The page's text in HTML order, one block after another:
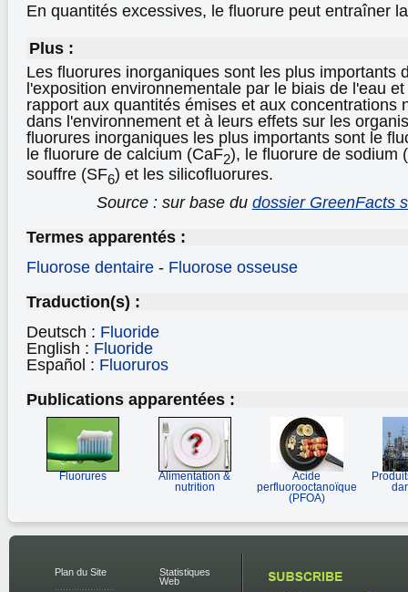
En quantités excessives, le fluorure peut entraîner
Plus :
Les fluorures inorganiques sont les plus importants
l'exposition environnementale par le biais de l'eau
rapport aux quantités émises et aux concentrations
dans l'environnement et à leurs effets sur les
fluorures inorganiques les plus importants sont le
le fluorure de calcium (CaF2), le fluorure de sodium
souffre (SF6) et les silicofluorures.
Source : sur base du dossier GreenFacts
Termes apparentés :
Fluorose dentaire - Fluorose osseuse
Traduction(s) :
Deutsch : Fluoride
English : Fluoride
Español : Fluoruros
Publications apparentées :
Fluorures
Alimentation &
nutrition
Acide
perfluorooctanoïque
(PFOA)
Plan du Site
Statistiques
Web